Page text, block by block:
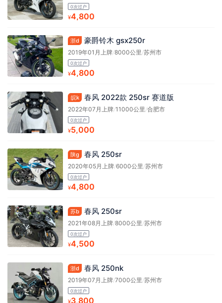
0次过户
¥4,800
浙d 豪爵铃木 gsx250r
2019年01月上牌/8000公里/苏州市
0次过户
¥4,800
皖k 春风 2022款 250sr 赛道版
2022年07月上牌/11000公里/合肥市
0次过户
¥5,000
陕g 春风 250sr
2020年05月上牌/6000公里/苏州市
0次过户
¥4,800
苏b 春风 250sr
2021年08月上牌/8000公里/苏州市
0次过户
¥4,500
浙d 春风 250nk
2019年07月上牌/7000公里/苏州市
0次过户
¥3,800